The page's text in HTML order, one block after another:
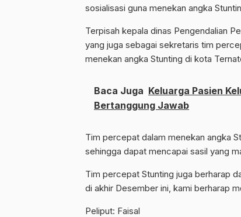
sosialisasi guna menekan angka
Terpisah kepala dinas Pengendalian
yang juga sebagai sekretaris tim
menekan angka Stunting di kota
Baca Juga Keluarga Pasien
Bertanggung Jawab
Tim percepat dalam menekan angka
sehingga dapat mencapai sasil yang
Tim percepat Stunting juga berharap
di akhir Desember ini, kami berharap
Peliput: Faisal